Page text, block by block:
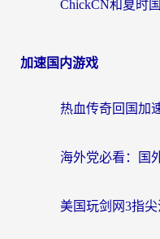
加速国内游戏